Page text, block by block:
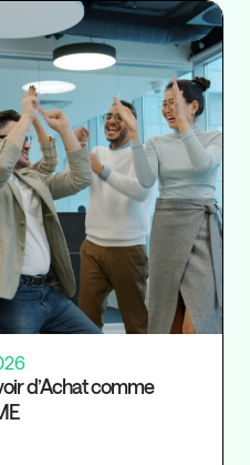
d’Achat comme